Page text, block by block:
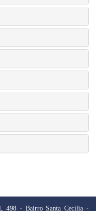
498 - Bairro Santa Cecília -